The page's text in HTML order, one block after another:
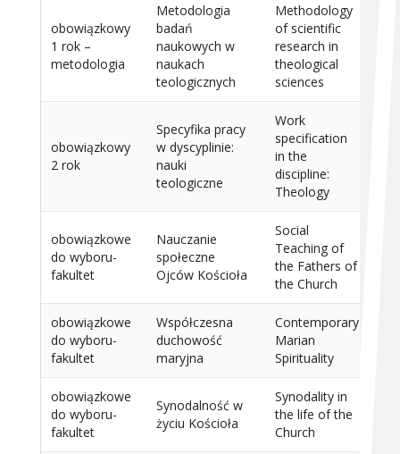
obowiązkowy
1 rok –
metodologia
Metodologia
badań
naukowych w
naukach
teologicznych
Methodology
of scientific
research in
theological
sciences
obowiązkowy
2 rok
Specyfika pracy
w dyscyplinie:
nauki
teologiczne
Work
specification
in the
discipline:
Theology
obowiązkowe
do wyboru-
fakultet
Nauczanie
społeczne
Ojców Kościoła
Social
Teaching of
the Fathers of
the Church
obowiązkowe
do wyboru-
fakultet
Współczesna
duchowość
maryjna
Contemporary
Marian
Spirituality
obowiązkowe
do wyboru-
fakultet
Synodalność w
życiu Kościoła
Synodality in
the life of the
Church